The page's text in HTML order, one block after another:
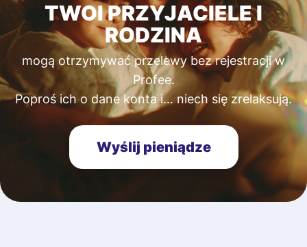
TWOI PRZYJACIELE I
RODZINA
mogą otrzymywać przelewy bez rejestracji w
Profee.
Poproś ich o dane konta i… niech się zrelaksują.
Wyślij pieniądze